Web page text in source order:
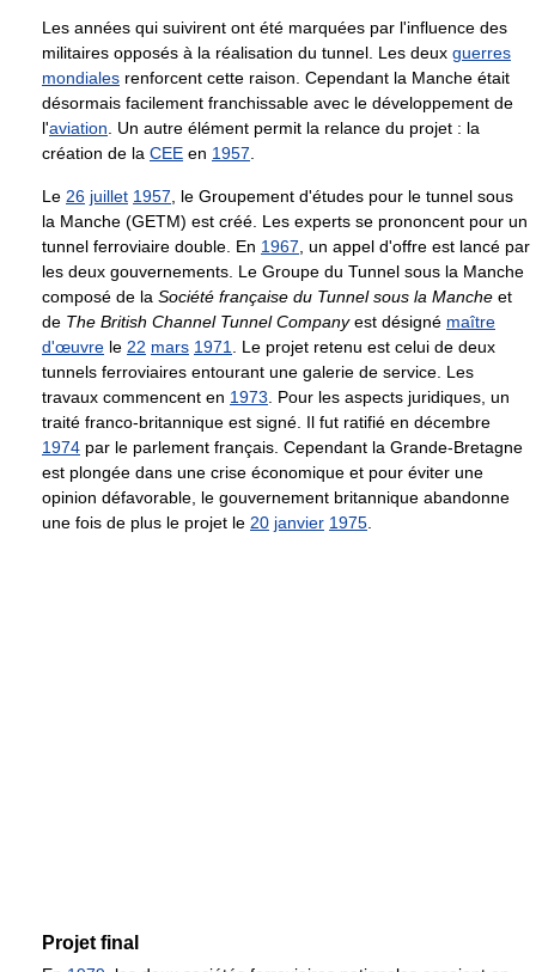
Les années qui suivirent ont été marquées par l'influence des
militaires opposés à la réalisation du tunnel. Les deux guerres
mondiales renforcent cette raison. Cependant la Manche était
désormais facilement franchissable avec le développement de
l'aviation . Un autre élément permit la relance du projet : la
création de la CEE en 1957
Le 26 juillet 1957 , le Groupement d'études pour le tunnel sous
la Manche (GETM) est créé. Les experts se prononcent pour un
tunnel ferroviaire double. En 1967 , un appel d'offre est lancé par
les deux gouvernements. Le Groupe du Tunnel sous la Manche
composé de la Société française du Tunnel sous la Manche et
de The British Channel Tunnel Companyest désigné maître
d'œuvre le 22 mars 1971
. Le projet retenu est celui de deux
tunnels ferroviaires entourant une galerie de service. Les
travaux commencent en 1973 . Pour les aspects juridiques, un
traité franco-britannique est signé. Il fut ratifié en décembre
1974 par le parlement français. Cependant la Grande-Bretagne
est plongée dans une crise économique et pour éviter une
opinion défavorable, le gouvernement britannique abandonne
une fois de plus le projet le 20 janvier 1975
Projet final